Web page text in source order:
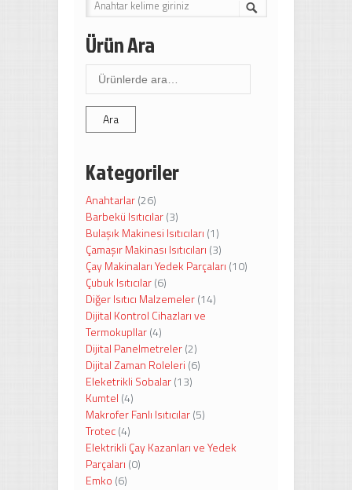
Ürün Ara
Ara:
Ara
Kategoriler
Anahtarlar(26)
Barbekü Isıtıcılar(3)
Bulaşık Makinesi Isıtıcıları (1)
Çamaşır Makinası Isıtıcıları (3)
Çay Makinaları Yedek Parçaları (10)
Çubuk Isıtıcılar(6)
Diğer Isıtıcı Malzemeler(14)
Dijital Kontrol Cihazları ve
Termokupllar(4)
Dijital Panelmetreler(2)
Dijital Zaman Roleleri (6)
Eleketrikli Sobalar(13)
Kumtel (4)
Makrofer Fanlı Isıtıcılar(5)
Trotec(4)
Elektrikli Çay Kazanları ve Yedek
Parçaları (0)
Emko (6)